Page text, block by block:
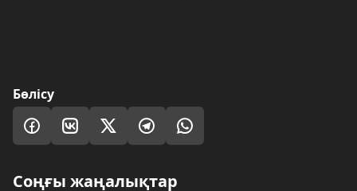
Бөлісу
Соңғы жаңалықтар